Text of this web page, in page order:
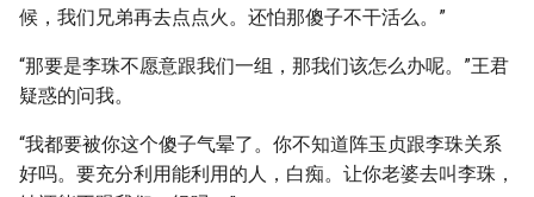
候，我们兄弟再去点点火。还怕那傻子不干活么。”
“那要是李珠不愿意跟我们一组，那我们该怎么办呢。”王君
疑惑的问我。
“我都要被你这个傻子气晕了。你不知道阵玉贞跟李珠关系
好吗。要充分利用能利用的人，白痴。让你老婆去叫李珠，